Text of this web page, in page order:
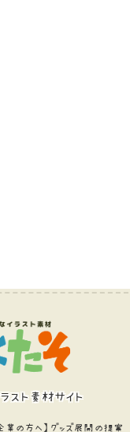
スト素材サイト
業の方へ】グッズ展開の提案